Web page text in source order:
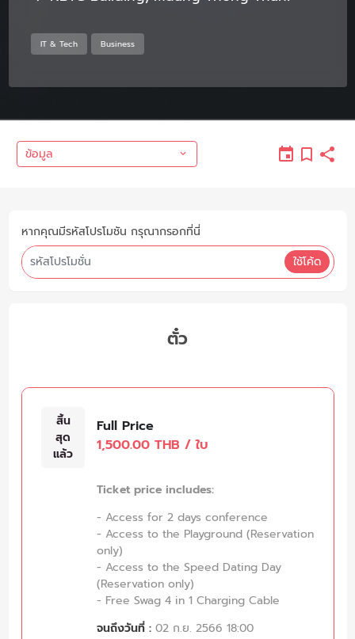
IT & Tech Business
ข้อมูล
หากคุณมีรหัสโปรโมชัน กรุณากรอกที่นี่
ใช้โค้ด
ตั๋ว
สิ้น
สุด
แล้ว
Full Price
1,500.00 THB / ใบ
Ticket price includes:
- Access for 2 days conference
- Access to the Playground (Reservation
only)
- Access to the Speed Dating Day
(Reservation only)
- Free Swag 4 in 1 Charging Cable
จนถึงวันที่ : 02 ก.ย. 2566 18:00